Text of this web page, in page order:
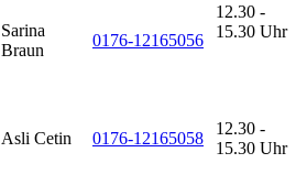
Sarina
Braun
0176-12165056
12.30 -
15.30 Uhr
Asli Cetin 0176-12165058
12.30 -
15.30 Uhr